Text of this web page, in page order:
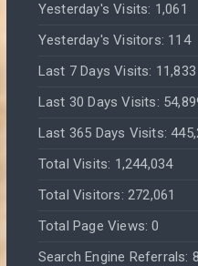
Yesterday's Visits: 1,061
Yesterday's Visitors: 114
Last 7 Days Visits: 11,833
Last 30 Days Visits:
Last 365 Days Visits:
Total Visits: 1,244,034
Total Visitors: 272,061
Total Page Views:0
Search Engine Referrals: